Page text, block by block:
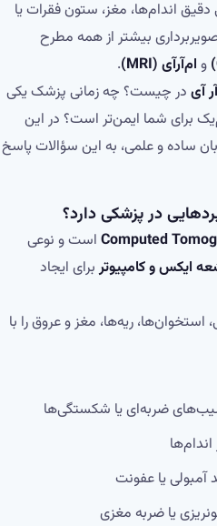
اندام‌ها، مغز، ستون فقرات یا
بیشتر از همه مطرح
و ام‌آر‌آی (MRI)
.
آی در چیست؟ چه زمانی پزشک یکی
برای شما ایمن‌تر است؟ در این
ساده و علمی، به این سؤالات پاسخ
در پزشکی دارد؟
Computed است و نوعی
ایکس و کامپیوتربرای ایجاد
ریه‌ها، مغز و عروق را با
ضربه‌ای یا شکستگی‌ها
یا عفونت
یا ضربه مغزی